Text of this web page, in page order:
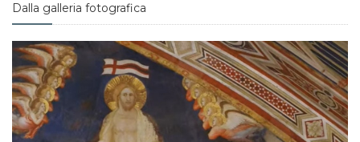
Dalla galleria fotografica